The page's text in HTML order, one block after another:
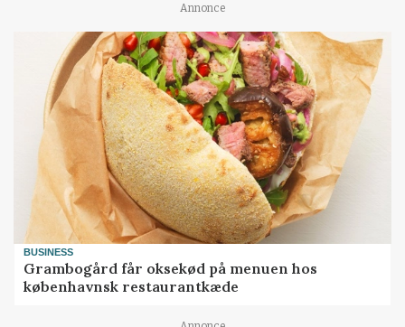
Annonce
BUSINESS
Grambogård får oksekød på menuen hos
københavnsk restaurantkæde